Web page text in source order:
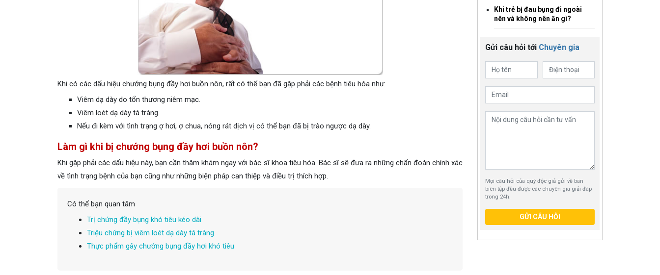
Khi có các dấu hiệu chướng bụng đầy hơi buồn nôn, rất có thể bạn đã gặp phải các bệnh tiêu hóa như:
Viêm dạ dày do tổn thương niêm mạc.
Viêm loét dạ dày tá tràng.
Nếu đi kèm với tình trạng ợ hơi, ợ chua, nóng rát dịch vị có thể bạn đã bị trào ngược dạ dày.
Làm gì khi bị chướng bụng đầy hơi buồn nôn?
Khi gặp phải các dấu hiệu này, bạn cần thăm khám ngay với bác sĩ khoa tiêu hóa. Bác sĩ sẽ đưa ra những chẩn đoán chính xác
về tình trạng bệnh của bạn cũng như những biện pháp can thiệp và điều trị thích hợp.
Có thể bạn quan tâm
Trị chứng đầy bụng khó tiêu kéo dài
Triệu chứng bị viêm loét dạ dày tá tràng
Thực phẩm gây chướng bụng đầy hơi khó tiêu
Khi trẻ bị đau bụng đi ngoài
nên và không nên ăn gì?
Gửi câu hỏi tới Chuyên gia
Mọi câu hỏi của quý độc giả gửi về ban
biên tập đều được các chuyên gia giải đáp
trong 24h.
GỬI CÂU HỎI